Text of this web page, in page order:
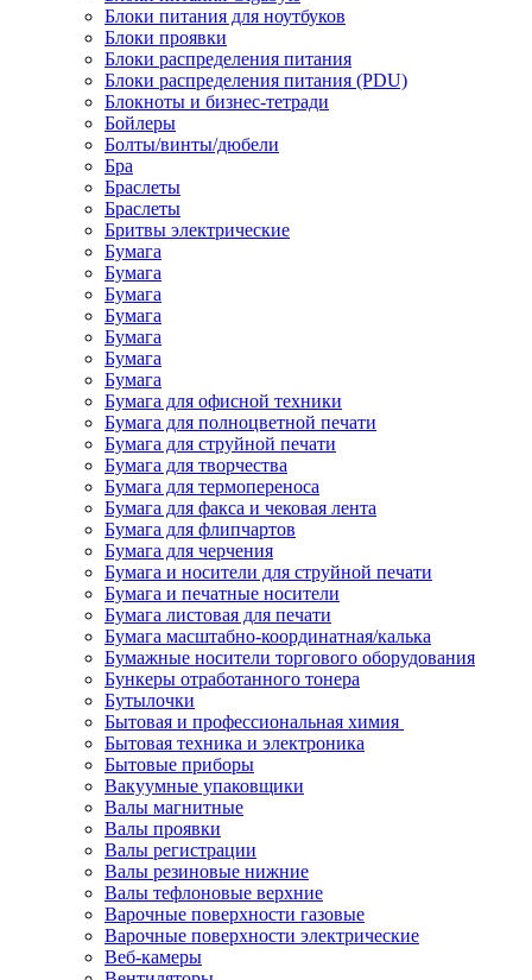
Блоки питания для ноутбуков
Блоки проявки
Блоки распределения питания
Блоки распределения питания (PDU)
Блокноты и бизнес-тетради
Бойлеры
Болты/винты/дюбели
Бра
Браслеты
Браслеты
Бритвы электрические
Бумага
Бумага
Бумага
Бумага
Бумага
Бумага
Бумага
Бумага для офисной техники
Бумага для полноцветной печати
Бумага для струйной печати
Бумага для творчества
Бумага для термопереноса
Бумага для факса и чековая лента
Бумага для флипчартов
Бумага для черчения
Бумага и носители для струйной печати
Бумага и печатные носители
Бумага листовая для печати
Бумага масштабно-координатная/калька
Бумажные носители торгового оборудования
Бункеры отработанного тонера
Бутылочки
Бытовая и профессиональная химия
Бытовая техника и электроника
Бытовые приборы
Вакуумные упаковщики
Валы магнитные
Валы проявки
Валы регистрации
Валы резиновые нижние
Валы тефлоновые верхние
Варочные поверхности газовые
Варочные поверхности электрические
Веб-камеры